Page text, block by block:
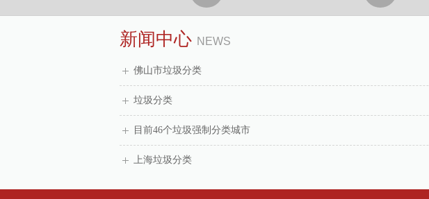
新闻中心 NEWS
佛山市垃圾分类
垃圾分类
目前46个垃圾强制分类城市
上海垃圾分类